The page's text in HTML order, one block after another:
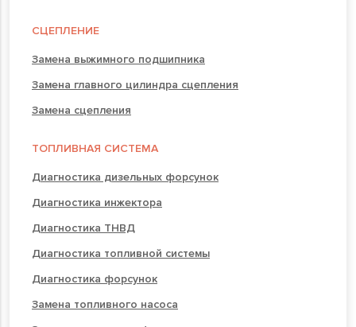
СЦЕПЛЕНИЕ
Замена выжимного подшипника
Замена главного цилиндра сцепления
Замена сцепления
ТОПЛИВНАЯ СИСТЕМА
Диагностика дизельных форсунок
Диагностика инжектора
Диагностика ТНВД
Диагностика топливной системы
Диагностика форсунок
Замена топливного насоса